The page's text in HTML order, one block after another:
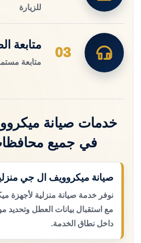
للزيارة
03
متابعة
متابعة
خدمات صيانة
في جميع
صيانة ميكروويف ال جي
نوفر خدمة صيانة منزلية لأجهزة
مع استقبال بيانات العطل وتحديد
داخل نطاق الخدمة.